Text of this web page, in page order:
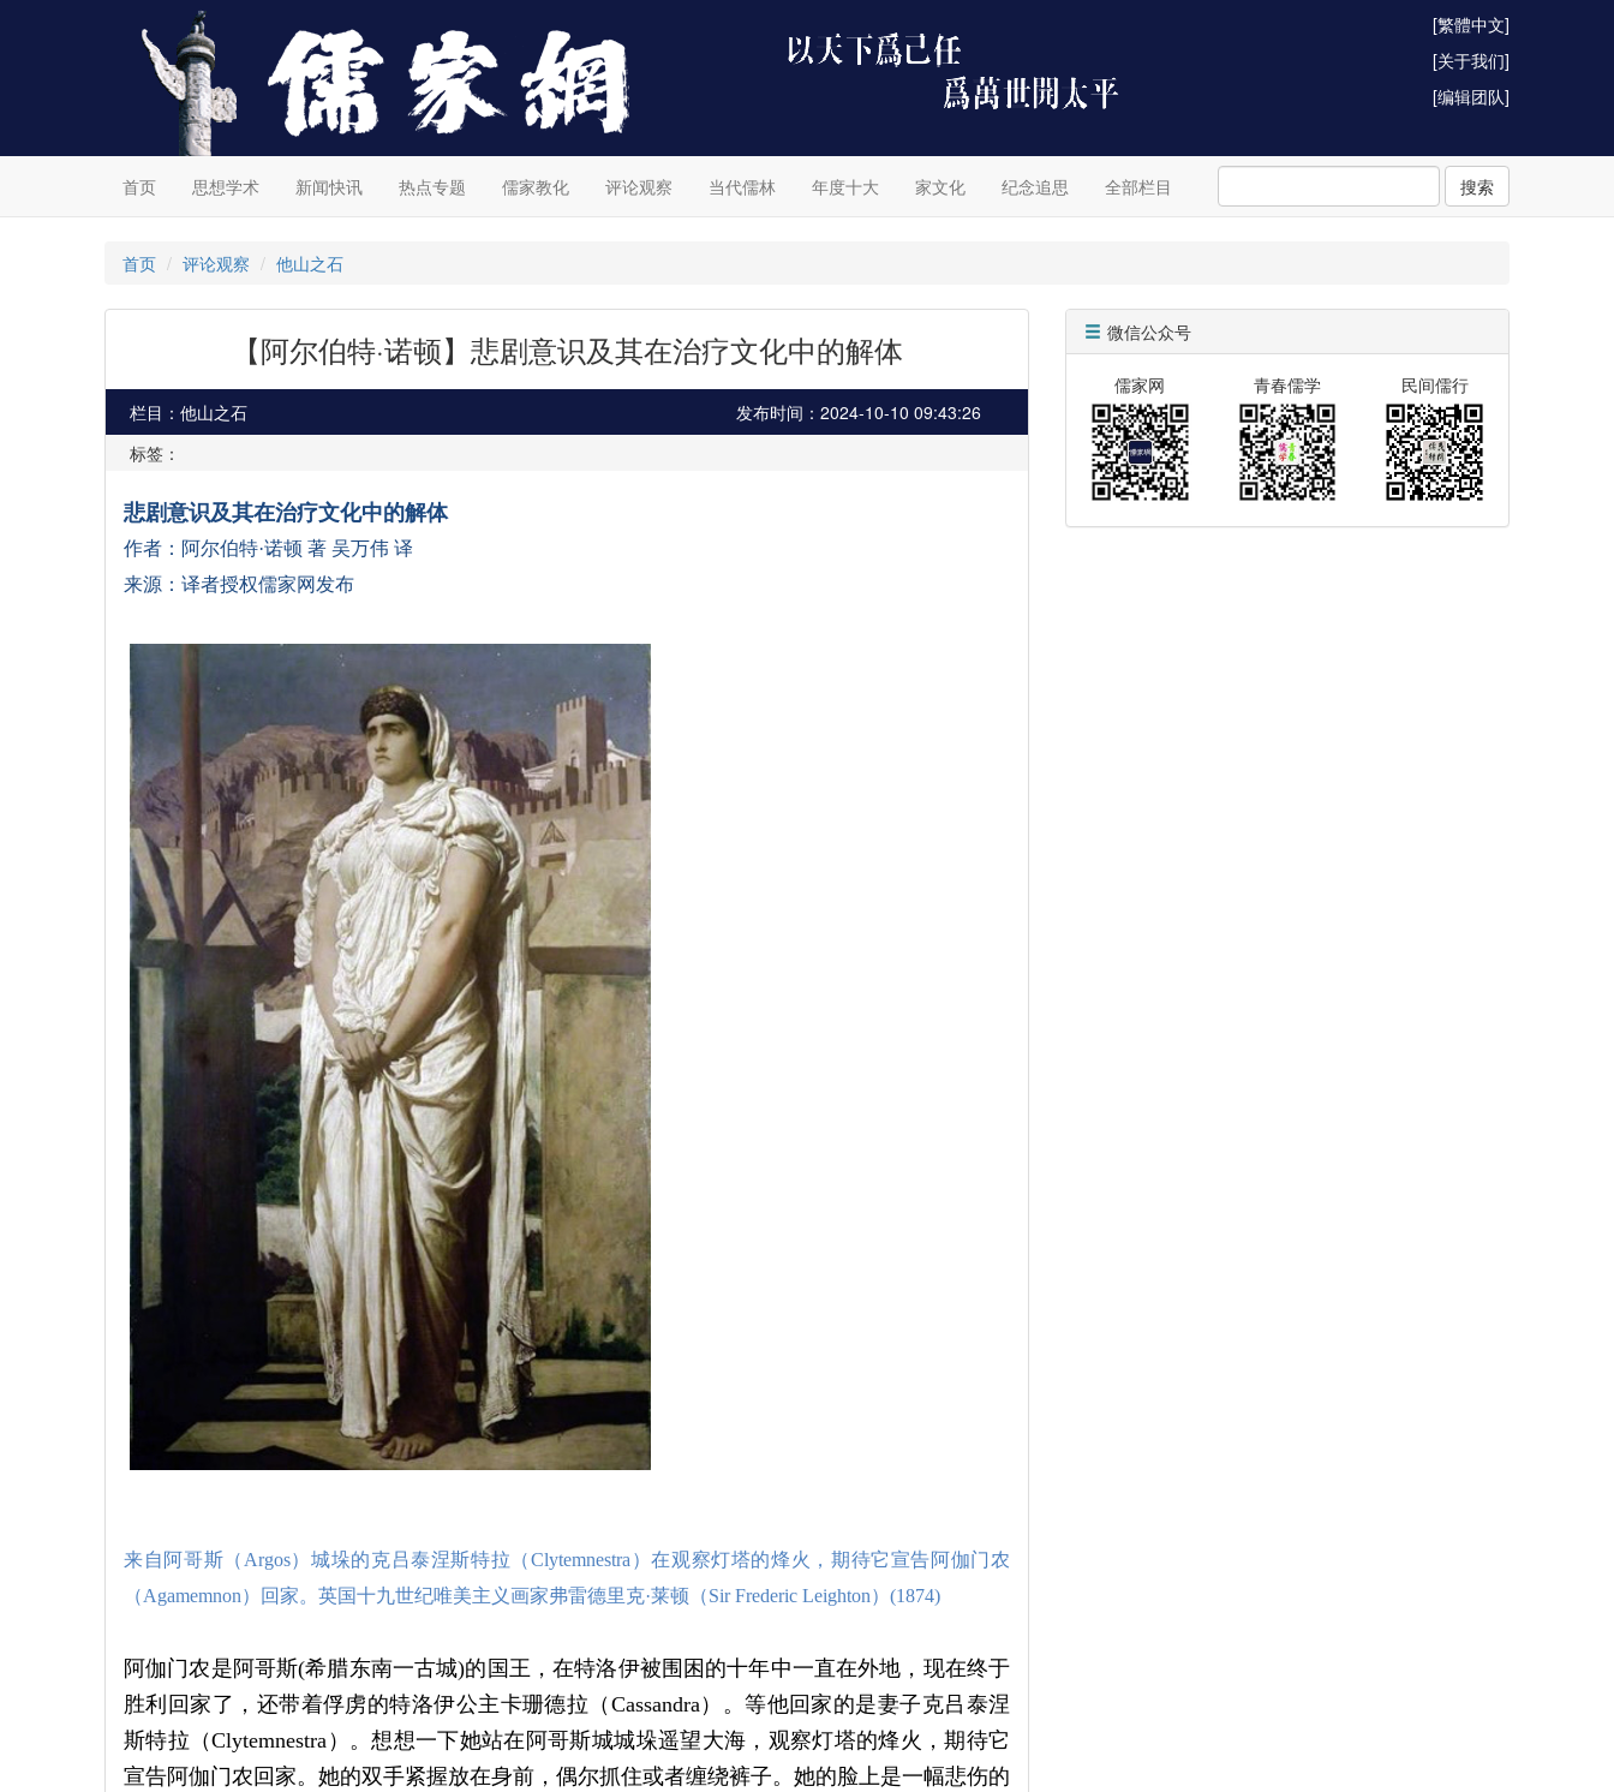
[繁體中文]
[关于我们]
[编辑团队]
首页 思想学术 新闻快讯 热点专题 儒家教化 评论观察 当代儒林 年度十大 家文化 纪念追思 全部栏目 搜索
首页 评论观察 他山之石
【阿尔伯特·诺顿】悲剧意识及其在治疗文化中的解体
栏目：他山之石
发布时间：2024-10-10 09:43:26
标签：
悲剧意识及其在治疗文化中的解体
作者：阿尔伯特·诺顿 著 吴万伟 译
来源：译者授权儒家网发布
来自阿哥斯（Argos）城垛的克吕泰涅斯特拉（Clytemnestra）在观察灯塔的烽火，期待它宣告阿伽门农
（Agamemnon）回家。英国十九世纪唯美主义画家弗雷德里克·莱顿（Sir Frederic Leighton）(1874)
阿伽门农是阿哥斯(希腊东南一古城)的国王，在特洛伊被围困的十年中一直在外地，现在终于
胜利回家了，还带着俘虏的特洛伊公主卡珊德拉（Cassandra）。等他回家的是妻子克吕泰涅
斯特拉（Clytemnestra）。想想一下她站在阿哥斯城城垛遥望大海，观察灯塔的烽火，期待它
宣告阿伽门农回家。她的双手紧握放在身前，偶尔抓住或者缠绕裤子。她的脸上是一幅悲伤的
微信公众号
儒家网 青春儒学 民间儒行